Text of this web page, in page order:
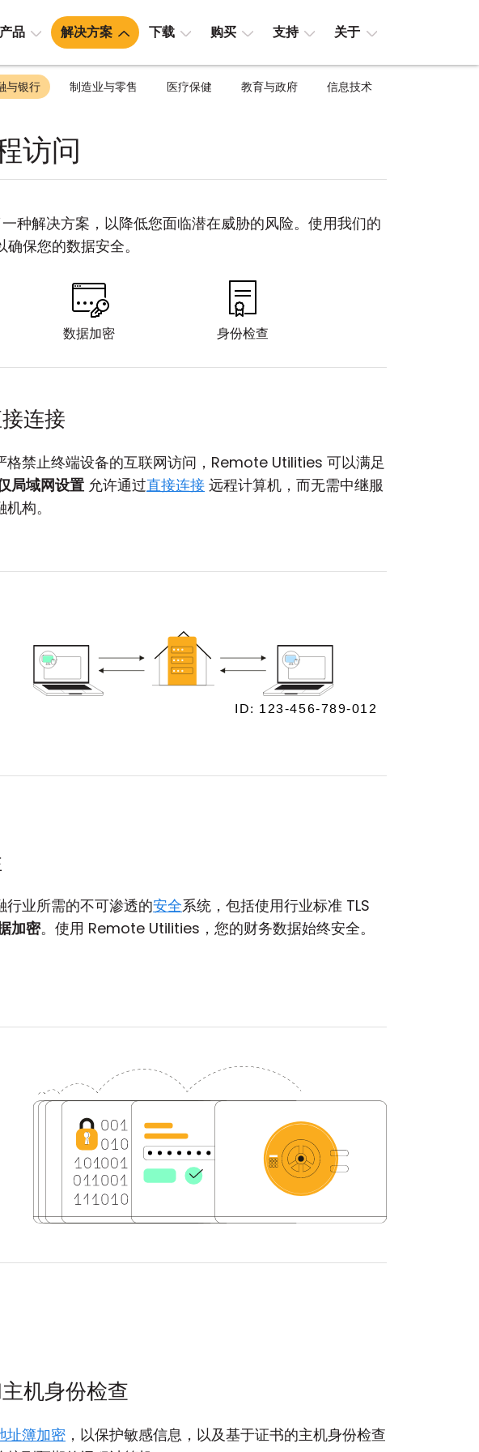
产品 解决方案 下载 购买 支持 关于
与银行 制造业与零售 医疗保健 教育与政府 信息技术
访问
种解决方案，以降低您面临潜在威胁的风险。使用我们的
保您的数据安全。
数据加密 身份检查
连接
格禁止终端设备的互联网访问，Remote Utilities 可以满足
局域网设置 允许通过直接连接 远程计算机，而无需中继服
构。
行业所需的不可渗透的安全系统，包括使用行业标准 TLS
加密。使用 Remote Utilities，您的财务数据始终安全。
机身份检查
址簿加密 ，以保护敏感信息，以及基于证书的主机身份检查